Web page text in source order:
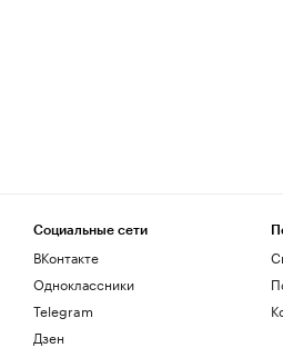
Социальные сети
ВКонтакте
Одноклассники
Telegram
Дзен